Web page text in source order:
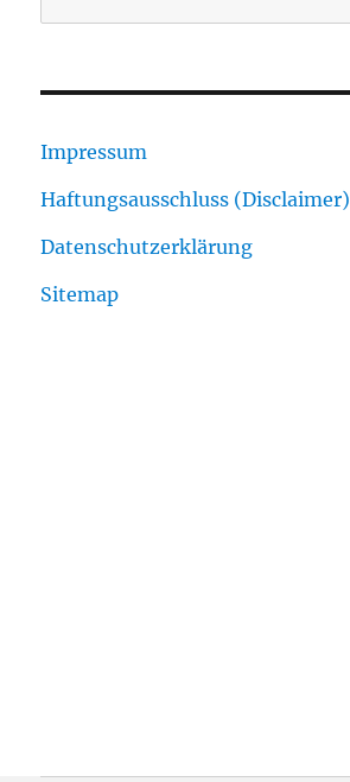
Impressum
Haftungsausschluss (Disclaimer)
Datenschutzerklärung
Sitemap